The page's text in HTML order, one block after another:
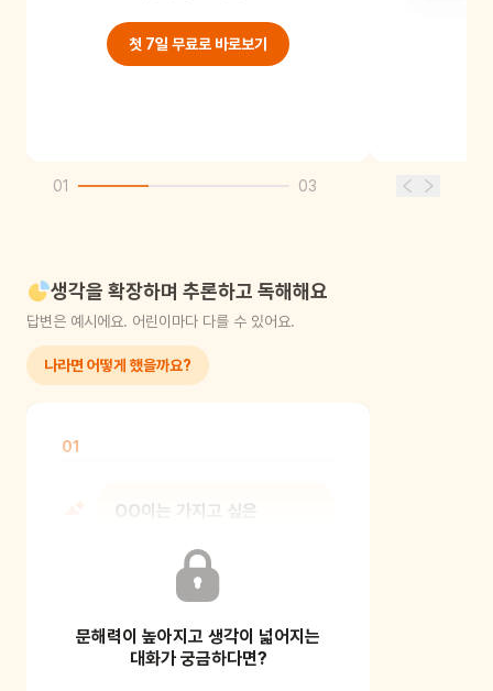
첫 7일 무료로 바로보기
01 03
생각을 확장하며 추론하고 독해해요
답변은 예시에요. 어린이마다 다를 수 있어요.
나라면 어떻게 했을까요?
01
OO이는 가지고 싶은
이 책에 나온 물고기일 수도 있고, 다른
물고기라면
문해력이 높아지고 생각이 넓어지는
대화가 궁금하다면?